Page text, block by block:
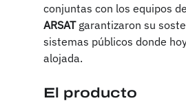
conjuntas con los equipos de
ARSAT garantizaron su
sistemas públicos donde
alojada.
El producto